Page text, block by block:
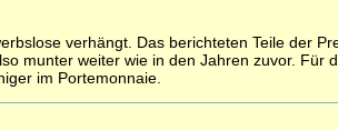
verhängt. Das berichteten Teile der
munter weiter wie in den Jahren zuvor. Für
im Portemonnaie.